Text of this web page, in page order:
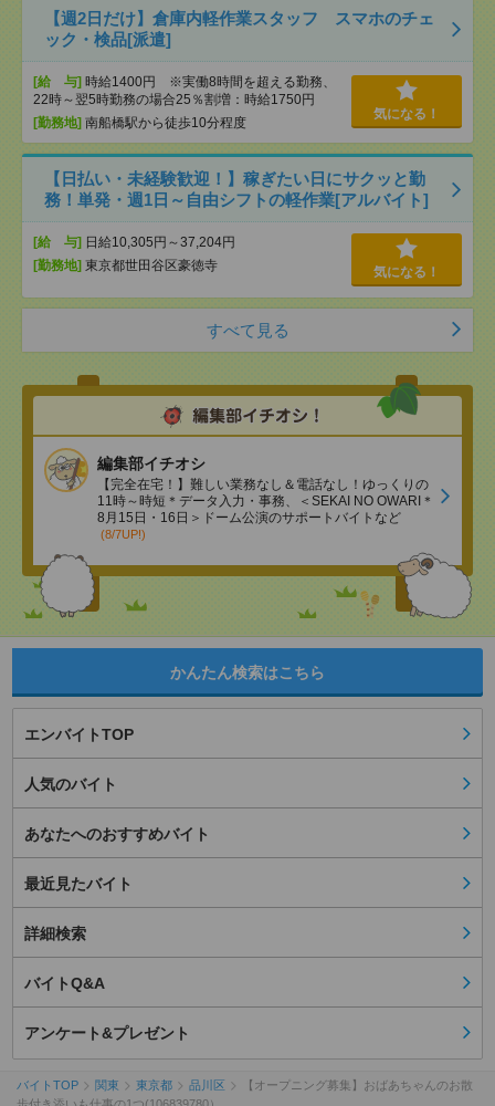
【週2日だけ】倉庫内軽作業スタッフ スマホのチェ
ック・検品[派遣]
[給 与] 時給1400円 ※実働8時間を超える勤務、
22時～翌5時勤務の場合25％割増：時給1750円
[勤務地] 南船橋駅から徒歩10分程度
気になる！
【日払い・未経験歓迎！】稼ぎたい日にサクッと勤
務！単発・週1日～自由シフトの軽作業[アルバイト]
[給 与] 日給10,305円～37,204円
[勤務地] 東京都世田谷区豪徳寺 気になる！
すべて見る
編集部イチオシ
【完全在宅！】難しい業務なし＆電話なし！ゆっくりの
11時～時短＊データ入力・事務、＜SEKAI NO OWARI＊
8月15日・16日＞ドーム公演のサポートバイトなど
(8/7UP!)
かんたん検索はこちら
エンバイトTOP
人気のバイト
あなたへのおすすめバイト
最近見たバイト
詳細検索
バイトQ&A
アンケート&プレゼント
バイトTOP 関東 東京都 品川区
【オープニング募集】おばあちゃんのお散